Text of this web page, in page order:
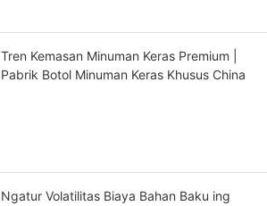
Tren Kemasan Minuman Keras Premium |
Pabrik Botol Minuman Keras Khusus China
Ngatur Volatilitas Biaya Bahan Baku ing